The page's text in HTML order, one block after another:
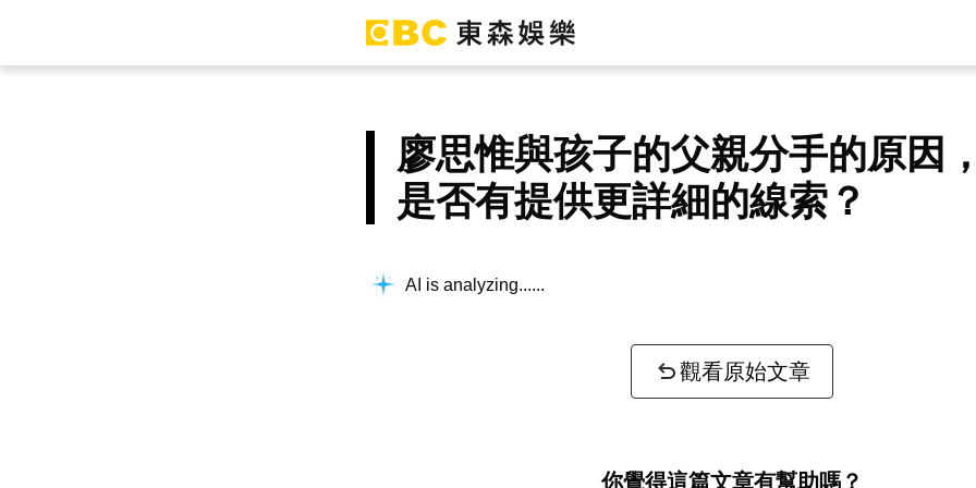
廖思惟與孩子的父親分手的原因
是否有提供更詳細的線索？
AI is analyzing...
觀看原始文章
你覺得這篇文章有幫助嗎？